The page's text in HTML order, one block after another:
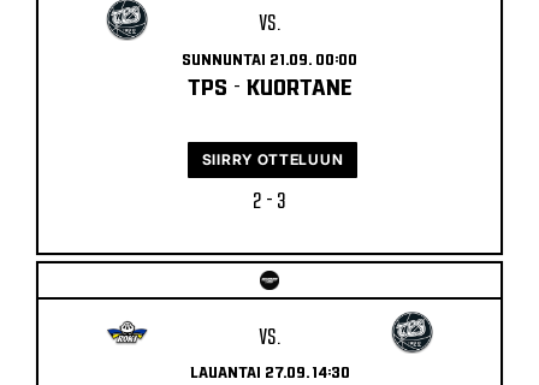
VS.
SUNNUNTAI 21.09. 00:00
TPS - KUORTANE
2 - 3
SIIRRY OTTELUUN
VS.
LAUANTAI 27.09. 14:30